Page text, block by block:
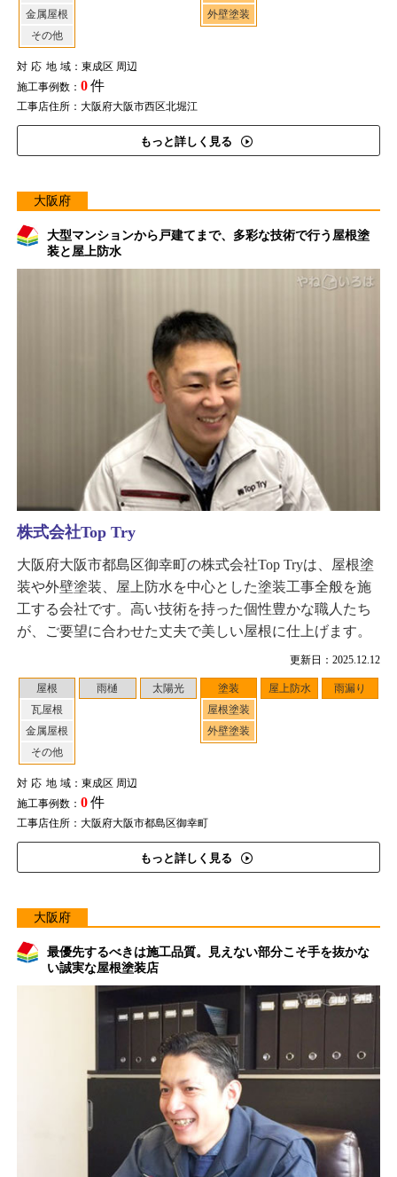
金属屋根
その他
外壁塗装
対応地域：東成区 周辺
施工事例数： 0件
工事店住所：大阪府大阪市西区北堀江
もっと詳しく見る
大阪府
大型マンションから戸建てまで、多彩な技術で行う屋根塗
装と屋上防水
更新日：2025.12.12
屋根
瓦屋根
金属屋根
その他
雨樋 太陽光
塗装
屋根塗装
外壁塗装
屋上防水 雨漏り
対応地域：東成区 周辺
施工事例数： 0件
工事店住所：大阪府大阪市都島区御幸町
もっと詳しく見る
株式会社Top Try
大阪府大阪市都島区御幸町の株式会社Top Tryは、屋根塗
装や外壁塗装、屋上防水を中心とした塗装工事全般を施
工する会社です。高い技術を持った個性豊かな職人たち
が、ご要望に合わせた丈夫で美しい屋根に仕上げます。
大阪府
最優先するべきは施工品質。見えない部分こそ手を抜かな
い誠実な屋根塗装店